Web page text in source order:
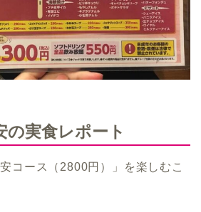
の実食レポート
コース（2800円）」を楽しむこ